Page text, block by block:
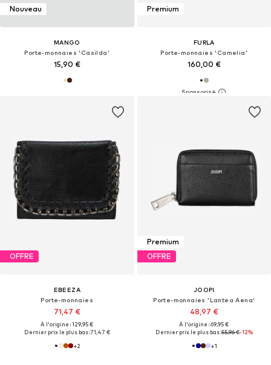
Nouveau
MANGO
Porte-monnaies 'Casilda'
15,90 €
Premium
FURLA
Porte-monnaies 'Camelia'
160,00 €
OFFRE
EBEEZA
Porte-monnaies
71,47 €
À l'origine : 129,95 €
Dernier prix le plus bas :71,47 €
+2
Premium
OFFRE
JOOP!
Porte-monnaies 'Lantea Aena'
48,97 €
À l'origine : 69,95 €
Dernier prix le plus bas :55,96 €-12%
+1